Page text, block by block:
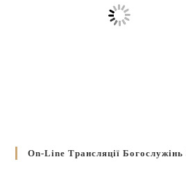
On-Line Трансляції